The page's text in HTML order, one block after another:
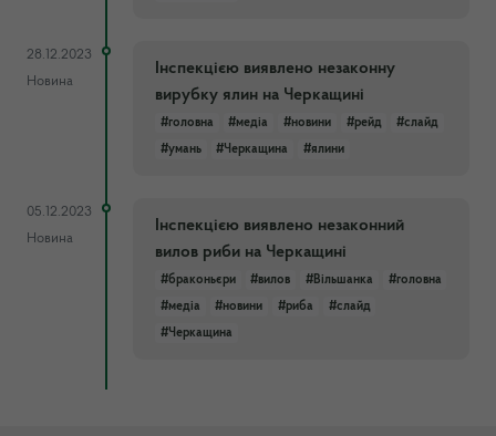
28.12.2023
Новина
Інспекцією виявлено незаконну
вирубку ялин на Черкащині
#головна #медіа #новини #рейд
#слайд
#умань
#Черкащина #ялини
05.12.2023
Новина
Інспекцією виявлено незаконний
вилов риби на Черкащині
#браконьєри #вилов #Вільшанка
#головна
#медіа
#новини #риба
#слайд
#Черкащина